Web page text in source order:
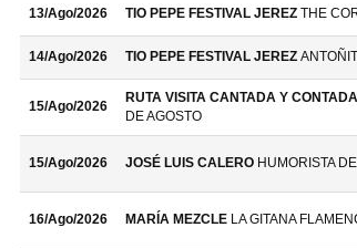
13/Ago/2026 TIO PEPE FESTIVAL JEREZ THE
14/Ago/2026 TIO PEPE FESTIVAL JEREZ
15/Ago/2026
RUTA VISITA CANTADA Y
DE AGOSTO
15/Ago/2026 JOSÉ LUIS CALERO HUMORISTA
16/Ago/2026 MARÍA MEZCLE LA GITANA